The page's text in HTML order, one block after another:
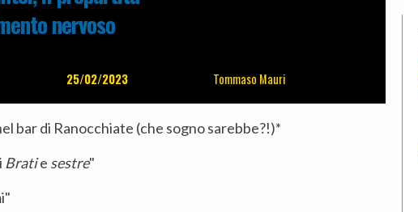
nervoso
25/02/2023 Tommaso Mauri
bar di Ranocchiate (che sogno sarebbe?!)*
Bratie sestre"